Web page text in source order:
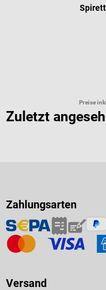
Preise
Zuletzt
Zahlungsarten
Versand